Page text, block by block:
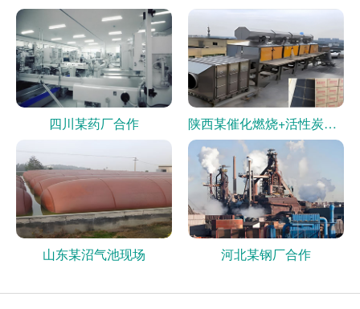
四川某药厂合作 陕西某催化燃烧+活性炭现场
山东某沼气池现场 河北某钢厂合作